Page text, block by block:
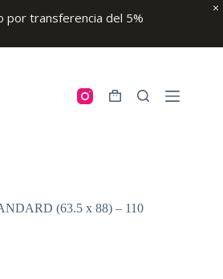
por transferencia del 5%
Shopping
(63.5 x 88) – 110